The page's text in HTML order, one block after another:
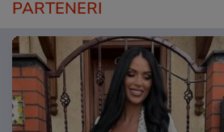
PARTENERI